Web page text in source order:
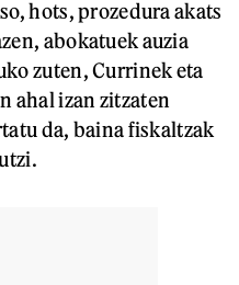
hots, prozedura akats
abokatuek auzia
zuten, Currinek eta
ahal izan zitzaten
da, baina fiskaltzak